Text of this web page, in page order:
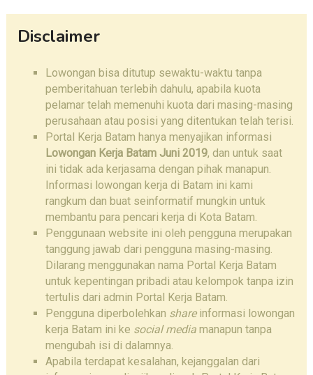
Disclaimer
Lowongan bisa ditutup sewaktu-waktu tanpa
pemberitahuan terlebih dahulu, apabila kuota
pelamar telah memenuhi kuota dari masing-masing
perusahaan atau posisi yang ditentukan telah terisi.
Portal Kerja Batam hanya menyajikan informasi
Lowongan Kerja Batam Juni 2019, dan untuk saat
ini tidak ada kerjasama dengan pihak manapun.
Informasi lowongan kerja di Batam ini kami
rangkum dan buat seinformatif mungkin untuk
membantu para pencari kerja di Kota Batam.
Penggunaan website ini oleh pengguna merupakan
tanggung jawab dari pengguna masing-masing.
Dilarang menggunakan nama Portal Kerja Batam
untuk kepentingan pribadi atau kelompok tanpa izin
tertulis dari admin Portal Kerja Batam.
Pengguna diperbolehkan shareinformasi lowongan
kerja Batam ini ke social mediamanapun tanpa
mengubah isi di dalamnya.
Apabila terdapat kesalahan, kejanggalan dari